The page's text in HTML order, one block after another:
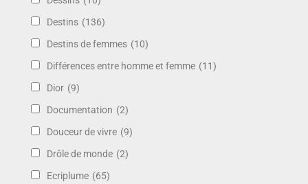
Destins (136)
Destins de femmes (10)
Différences entre homme et femme (11)
Dior (9)
Documentation (2)
Douceur de vivre (9)
Drôle de monde (2)
Ecriplume (65)